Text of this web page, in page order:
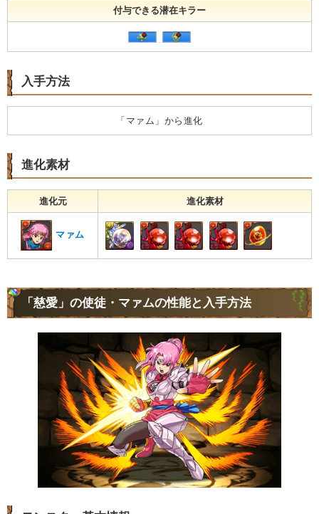
付与できる潜在キラー
入手方法
「マァム」から進化
進化素材
進化元 進化素材
マァム
「慈愛」の使徒・マァムの性能と入手方法